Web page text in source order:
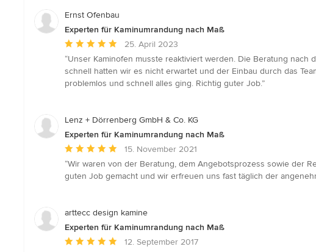
Ernst Ofenbau
Experten für Kaminumrandung nach Maß
Durchschnittliche
Bewertung:
5
von
25. April 2023
“Unser Kaminofen musste reaktiviert werden. Die Beratung
schnell hatten wir es nicht erwartet und der Einbau durch das
problemlos und schnell alles ging. Richtig guter Job.”
Lenz + Dörrenberg GmbH & Co. KG
Experten für Kaminumrandung nach Maß
Durchschnittliche
Bewertung:
5
Sternen
15. November 2021
“Wir waren von der Beratung, dem Angebotsprozess sowie der
guten Job gemacht und wir erfreuen uns fast täglich der
arttecc design kamine
Experten für Kaminumrandung nach Maß
Durchschnittliche12. September 2017